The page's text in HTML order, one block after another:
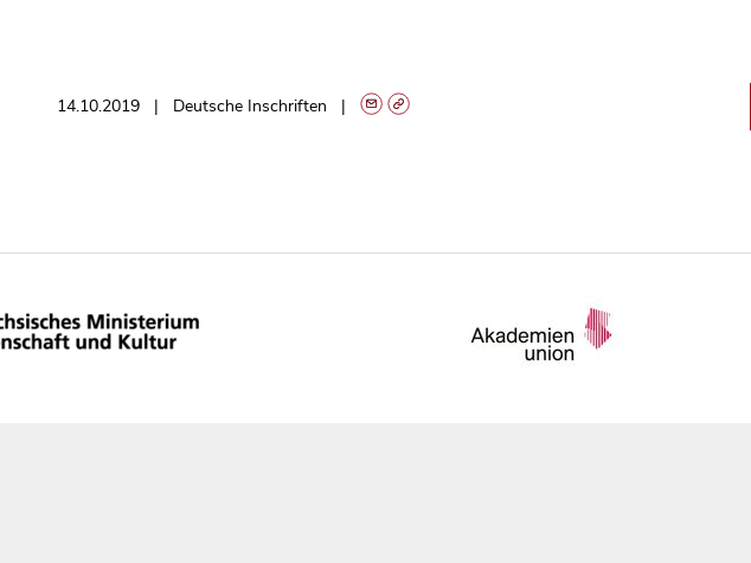
14.10.2019 Deutsche Inschriften